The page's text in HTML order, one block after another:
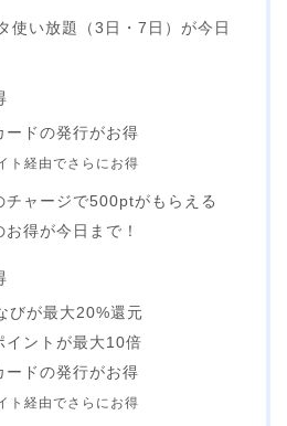
使い放題（3日・7日）が今日
ードの発行がお得
ト経由でさらにお得
チャージで500ptがもらえる
お得が今日まで！
びが最大20%還元
イントが最大10倍
ードの発行がお得
ト経由でさらにお得